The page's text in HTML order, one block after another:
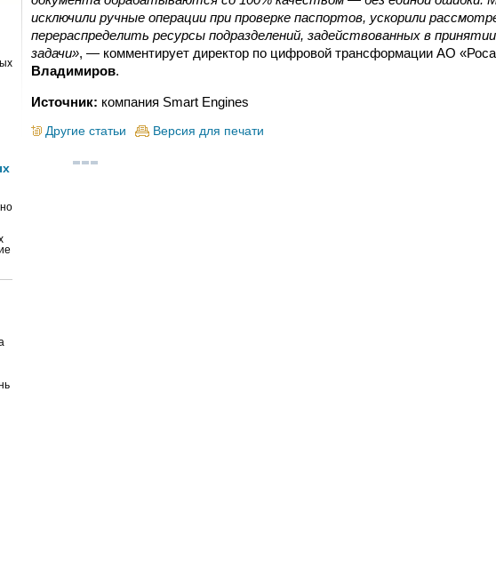
исключили ручные операции при проверке паспортов, ускорили
перераспределить ресурсы подразделений, задействованных в
задачи», — комментирует директор по цифровой трансформации АО
Владимиров.
Источник: компания Smart Engines
Другие статьи Версия для печати